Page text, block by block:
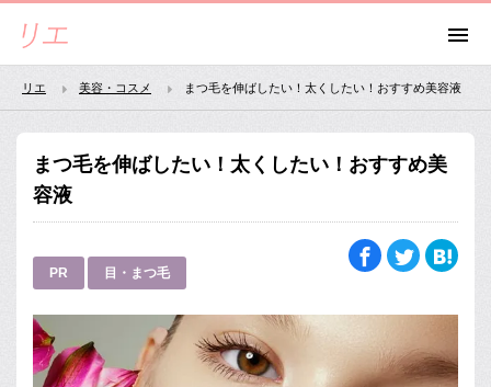
リエ 美容・コスメ まつ毛を伸ばしたい！太くしたい！おすすめ美容液
まつ毛を伸ばしたい！太くしたい！おすすめ美
容液
PR 目・まつ毛